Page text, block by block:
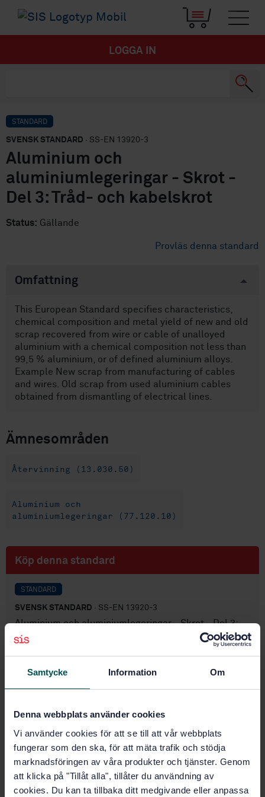
Samtycke Information Om
Denna webbplats använder cookies
Vi använder cookies för att se till att vår webbplats
fungerar som den ska, för att mäta trafik och stödja
marknadsföringen av våra produkter och tjänster. Genom
att klicka på "Tillåt alla", tillåter du användning av
cookies. Du kan ta tillbaka ditt medgivande eller anpassa
LOGGA IN
STANDARD
SVENSK STANDARD · SS-EN 13920-3
Aluminium och
aluminiumlegeringar - Skrot -
Del 3: Tråd- och kabelskrot
Status: Gällande
Provläs denna standard
Omfattning
This European Standard specifies characteristics,
chemical composition and metal yield of new and old
scrap recovered from wire or cable of unalloyed
aluminium with a chemical composition not less than
99,5 % aluminium, or of defined aluminium alloys.
Example New scrap from manufacturing of cables
and wires. Old scrap from used aluminium cables
obtained from dismantling of electrical lines.
Ämnesområden
Återvinning (13.030.50)
Aluminium och
aluminiumlegeringar (77.120.10)
Köp denna standard
STANDARD
SVENSK STANDARD · SS-EN 13920-3
Aluminium och aluminiumlegeringar - Skrot - Del 3:
Tråd- och kabelskrot
Pris:687 SEK
Fler alternativ
Produktinformation